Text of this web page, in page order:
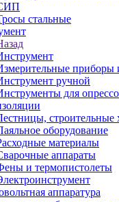
стальные
приборы
ручной
для
строительные
оборудование
материалы
аппараты
и термопистолеты
аппаратура